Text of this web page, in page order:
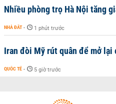
Nhiều phòng trọ Hà Nội tăng
NHÀ ĐẤT - 1 phút trước
Iran đòi Mỹ rút quân để mở lại
QUỐC TẾ - 5 giờ trước